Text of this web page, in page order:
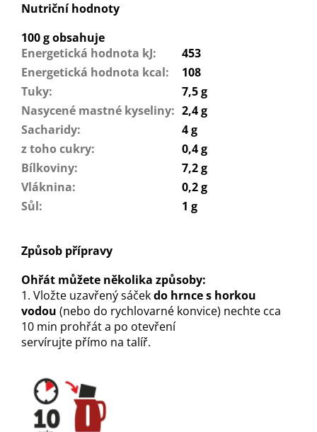
Nutriční hodnoty
100 g obsahuje
Energetická hodnota kJ:
453
Energetická hodnota kcal:
108
Tuky:
7,5 g
Nasycené mastné kyseliny: 2,4 g
Sacharidy:
4 g
z toho cukry:
0,4 g
Bílkoviny:
7,2 g
Vláknina:
0,2 g
Sůl: 1 g
Způsob přípravy
Ohřát můžete několika způsoby:
1. Vložte uzavřený sáčekdo hrnce s horkou
vodou (nebo do rychlovarné konvice) nechte cca
10 min prohřát a po otevření
servírujte přímo na talíř.